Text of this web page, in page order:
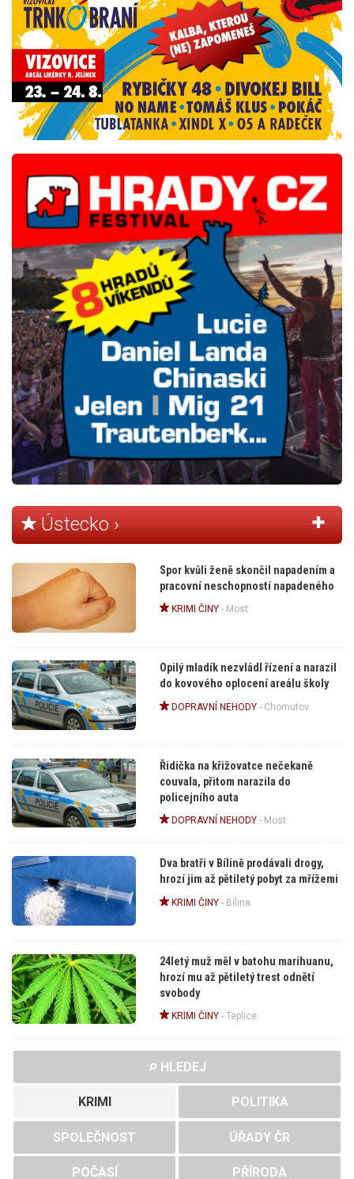
Ústecko ›
Spor kvůli ženě skončil napadením a
pracovní neschopností napadeného
KRIMI ČINY- Most
Opilý mladík nezvládl řízení a narazil
do kovového oplocení areálu školy
DOPRAVNÍ NEHODY- Chomutov
Řidička na křižovatce nečekaně
couvala, přitom narazila do
policejního auta
DOPRAVNÍ NEHODY- Most
Dva bratři v Bílině prodávali drogy,
hrozí jim až pětiletý pobyt za mřížemi
KRIMI ČINY- Bílina
24letý muž měl v batohu marihuanu,
hrozí mu až pětiletý trest odnětí
svobody
KRIMI ČINY- Teplice
HLEDEJ
KRIMI POLITIKA
SPOLEČNOST ÚŘADY ČR
POČASÍ PŘÍRODA